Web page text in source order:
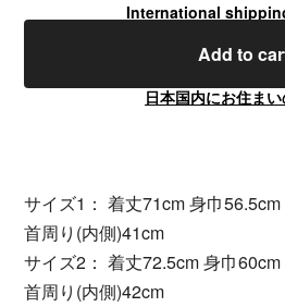
International
Add to
日本国内にお住ま
サイズ1： 着丈71cm 身巾
首周り(内側)41cm
サイズ2： 着丈72.5cm 身巾
首周り(内側)42cm